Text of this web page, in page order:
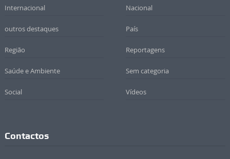
Internacional Nacional
outros destaques País
Região Reportagens
Saúde e Ambiente Sem categoria
Social Vídeos
Contactos